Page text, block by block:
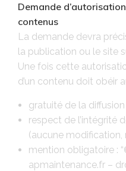
Demande
contenus
La demande devra
la publication ou le site
Une fois cette
d’un contenu doit obéir
gratuité de la diffusion
respect de l’intégrité
(aucune modification,
mention obligatoire :
apmaintenance.fr –